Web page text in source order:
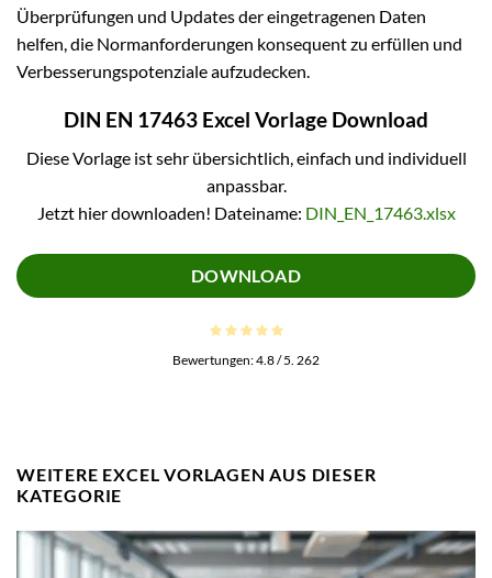
Überprüfungen und Updates der eingetragenen Daten
helfen, die Normanforderungen konsequent zu erfüllen und
Verbesserungspotenziale aufzudecken.
DIN EN 17463 Excel Vorlage Download
Diese Vorlage ist sehr übersichtlich, einfach und individuell
anpassbar.
Jetzt hier downloaden! Dateiname: DIN_EN_17463.xlsx
DOWNLOAD
Bewertungen:4.8/ 5. 262
WEITERE EXCEL VORLAGEN AUS DIESER
KATEGORIE